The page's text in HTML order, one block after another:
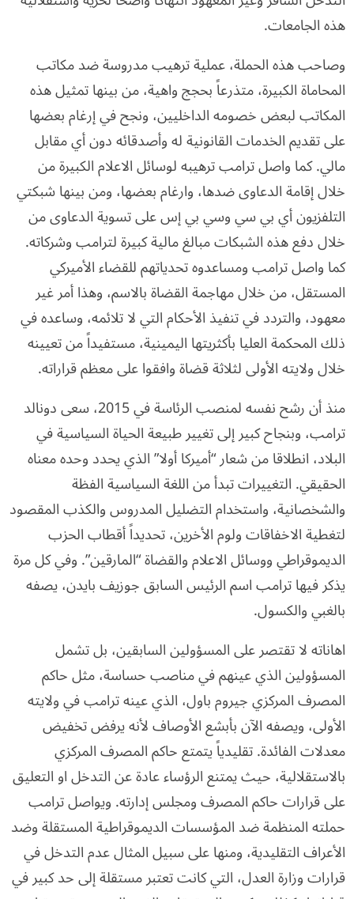
هذه الجامعات.
وصاحب هذه الحملة، عملية ترهيب مدروسة ضد مكاتب
المحاماة الكبيرة، متذرعاً بحجج واهية، من بينها تمثيل هذه
المكاتب لبعض خصومه الداخليين، ونجح في إرغام بعضها
على تقديم الخدمات القانونية له وأصدقائه دون أي مقابل
مالي. كما واصل ترامب ترهيبه لوسائل الاعلام الكبيرة من
خلال إقامة الدعاوى ضدها، وارغام بعضها، ومن بينها شبكتي
التلفزيون أي بي سي وسي بي إس على تسوية الدعاوى من
خلال دفع هذه الشبكات مبالغ مالية كبيرة لترامب وشركاته.
كما واصل ترامب ومساعدوه تحدياتهم للقضاء الأميركي
المستقل، من خلال مهاجمة القضاة بالاسم، وهذا أمر غير
معهود، والتردد في تنفيذ الأحكام التي لا تلائمه، وساعده في
ذلك المحكمة العليا بأكثريتها اليمينية، مستفيداً من تعيينه
خلال ولايته الأولى لثلاثة قضاة وافقوا على معظم قراراته.
منذ أن رشح نفسه لمنصب الرئاسة في 2015، سعى دونالد
ترامب، وبنجاح كبير إلى تغيير طبيعة الحياة السياسية في
البلاد، انطلاقا من شعار “أميركا أولا” الذي يحدد وحده معناه
الحقيقي. التغييرات تبدأ من اللغة السياسية الفظة
والشخصانية، واستخدام التضليل المدروس والكذب المقصود
لتغطية الاخفاقات ولوم الأخرين، تحديداً أقطاب الحزب
الديموقراطي ووسائل الاعلام والقضاة “المارقين”. وفي كل مرة
يذكر فيها ترامب اسم الرئيس السابق جوزيف بايدن، يصفه
بالغبي والكسول.
اهاناته لا تقتصر على المسؤولين السابقين، بل تشمل
المسؤولين الذي عينهم في مناصب حساسة، مثل حاكم
المصرف المركزي جيروم باول، الذي عينه ترامب في ولايته
الأولى، ويصفه الآن بأبشع الأوصاف لأنه يرفض تخفيض
معدلات الفائدة. تقليدياً يتمتع حاكم المصرف المركزي
بالاستقلالية، حيث يمتنع الرؤساء عادة عن التدخل او التعليق
على قرارات حاكم المصرف ومجلس إدارته. ويواصل ترامب
حملته المنظمة ضد المؤسسات الديموقراطية المستقلة وضد
الأعراف التقليدية، ومنها على سبيل المثال عدم التدخل في
قرارات وزارة العدل، التي كانت تعتبر مستقلة إلى حد كبير في